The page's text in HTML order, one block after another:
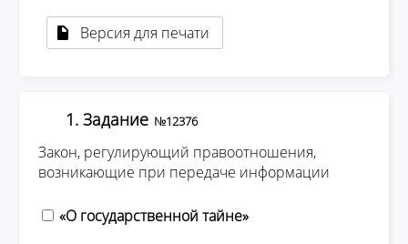
Версия для печати
1. Задание №12376
Закон, регулирующий правоотношения,
возникающие при передаче информации
«О государственной тайне»